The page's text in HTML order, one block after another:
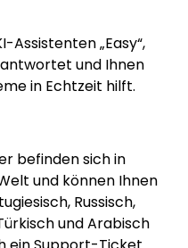
Assistenten „Easy“,
und Ihnen
in Echtzeit hilft.
befinden sich in
und können Ihnen
Russisch,
und Arabisch